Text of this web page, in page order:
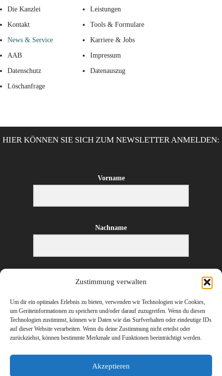
Zustimmung verwalten
Um dir ein optimales Erlebnis zu bieten, verwenden wir Technologien wie Cookies,
um Geräteinformationen zu speichern und/oder darauf zuzugreifen. Wenn du diesen
Technologien zustimmst, können wir Daten wie das Surfverhalten oder eindeutige IDs
auf dieser Website verarbeiten. Wenn du deine Zustimmung nicht erteilst oder
zurückziehst, können bestimmte Merkmale und Funktionen beeinträchtigt werden.
Akzeptieren
Die Kanzlei Leistungen
Kontakt Tools & Formulare
News & Service Karriere & Jobs
AAB Impressum
Datenschutz Datenauszug
Löschanfrage
HIER KÖNNEN SIE SICH ZUM NEWSLETTER ANMELDEN:
Vorname
Nachname
E-Mail-Adresse
ANMELDEN